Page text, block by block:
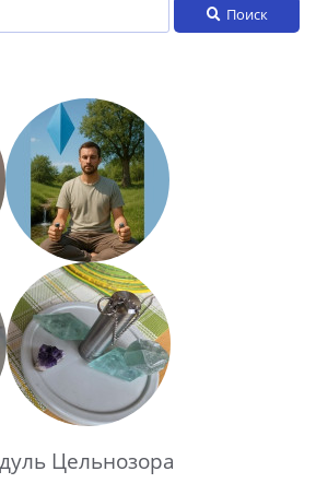
Поиск
Цельнозора